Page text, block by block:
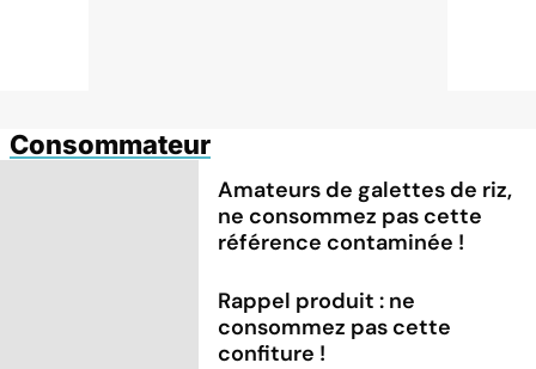
Consommateur
Amateurs de galettes de riz,
ne consommez pas cette
référence contaminée !
Rappel produit : ne
consommez pas cette
confiture !